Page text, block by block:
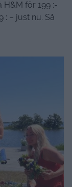
för 199 :-
: – just nu. Så